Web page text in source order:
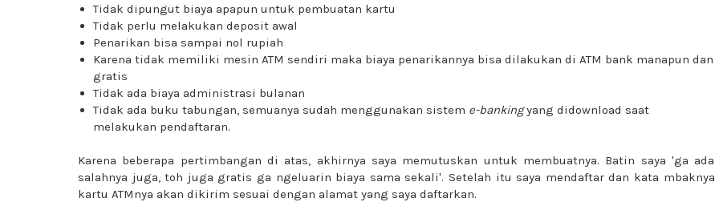
Tidak dipungut biaya apapun untuk pembuatan kartu
Tidak perlu melakukan deposit awal
Penarikan bisa sampai nol rupiah
Karena tidak memiliki mesin ATM sendiri maka biaya penarikannya bisa dilakukan di ATM bank manapun dan
gratis
Tidak ada biaya administrasi bulanan
Tidak ada buku tabungan, semuanya sudah menggunakan sistem e-bankingyang didownload saat
melakukan pendaftaran.
Karena beberapa pertimbangan di atas, akhirnya saya memutuskan untuk membuatnya. Batin saya 'ga ada
salahnya juga, toh juga gratis ga ngeluarin biaya sama sekali'. Setelah itu saya mendaftar dan kata mbaknya
kartu ATMnya akan dikirim sesuai dengan alamat yang saya daftarkan.